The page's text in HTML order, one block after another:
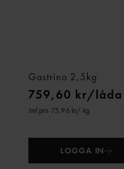
Gastrino 2,5kg
759,60 kr/låda
Jmf.pris 75,96 kr/ kg
LOGGA IN